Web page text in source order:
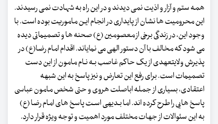
همه ستم و آزار و اذیت نمی دیدند و در این راه به شهادت نمی رسیدند.
این محرومیت ها نشان از پایداری در انجام ایـن ماموریت بوده است. با
وجود این، در زندگی برخی از معصومین (ع) صحنه ها و تصمیماتی دیده
می شود که مخالف با آن دستور الهی می نمایاند. اقدام امام رضا(ع) در
پذیرش ولایت‏عهدی از یک حاکم غاصب بـه نـام مامون از این دست
تصمیمات است. برای رفع این تعارض و نیز پاسخ به این شبهه
اعتقادی، بسیاری از جمله اباصلت هروی و حتی شخص مامون عباسی
پاسخ هایی را طرح کرده اند. اما بـدیهی اسـت پاسخ های امام رضا (ع)
به این سئوالات از جهات مختلف مورد اهمیت و توجه ویژه قرار دارد.